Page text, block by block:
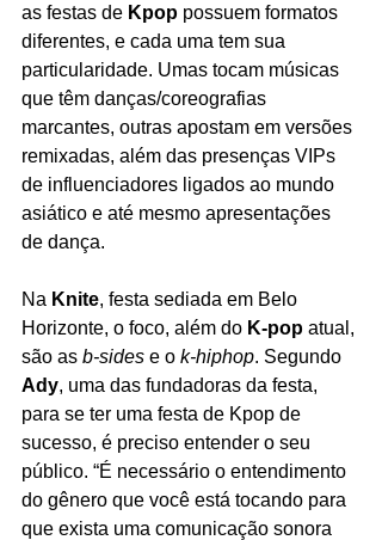
as festas de Kpop possuem formatos
diferentes, e cada uma tem sua
particularidade. Umas tocam músicas
que têm danças/coreografias
marcantes, outras apostam em versões
remixadas, além das presenças VIPs
de influenciadores ligados ao mundo
asiático e até mesmo apresentações
de dança.
Na Knite, festa sediada em Belo
Horizonte, o foco, além do K-pop atual,
são as b-sides e o k-hiphop. Segundo
Ady, uma das fundadoras da festa,
para se ter uma festa de Kpop de
sucesso, é preciso entender o seu
público. “É necessário o entendimento
do gênero que você está tocando para
que exista uma comunicação sonora